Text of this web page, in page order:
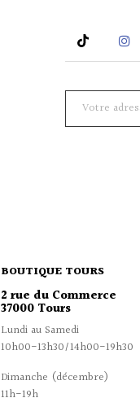
BOUTIQUE TOURS
2 rue du Commerce
37000 Tours
Lundi au Samedi
10h00-13h30/14h00-19h30
Dimanche (décembre)